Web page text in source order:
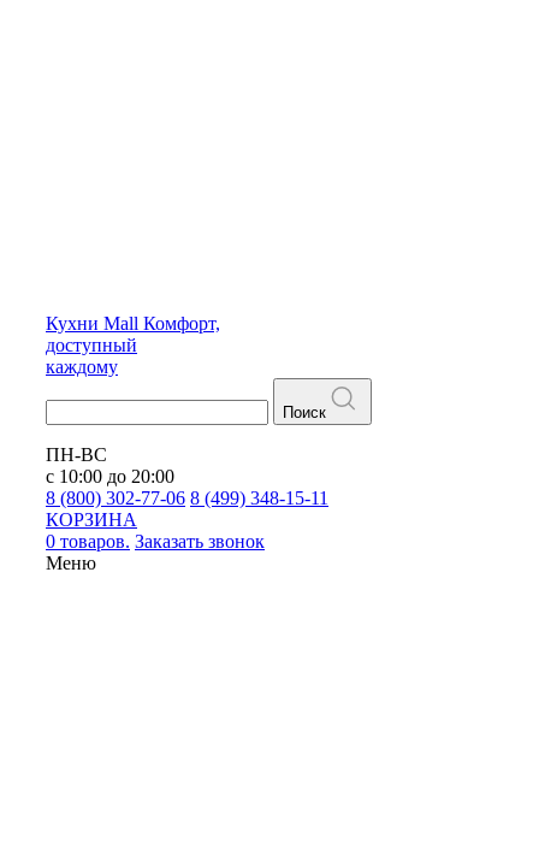
Кухни Mall Комфорт,
доступный
каждому
Поиск
ПН-ВС
с 10:00 до 20:00
8 (800) 302-77-06 8 (499) 348-15-11
КОРЗИНА
0 товаров. Заказать звонок
Меню